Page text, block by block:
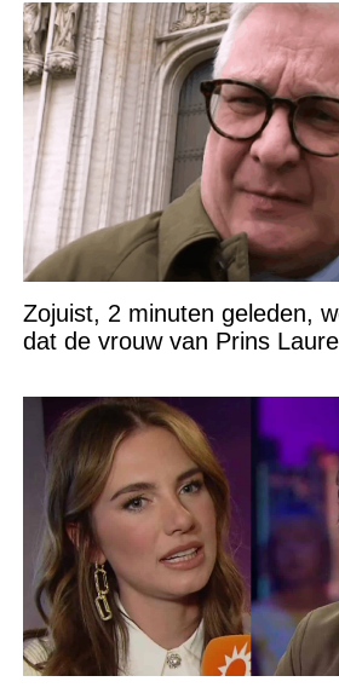
Zojuist, 2 minuten geleden,
dat de vrouw van Prins